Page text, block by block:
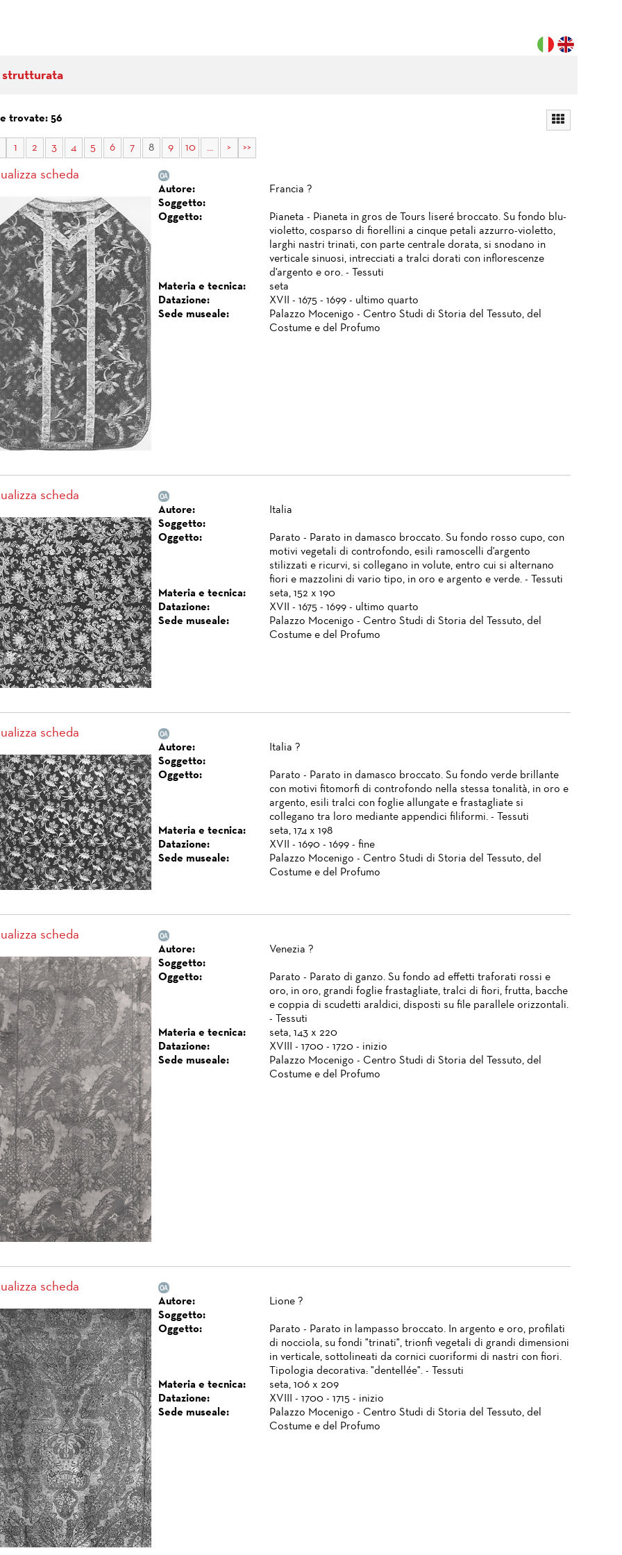
strutturata
trovate: 56
1 2 3 4 5 6 7 8 9 10 ... > >>
scheda
Autore:
Francia ?
Soggetto:
Oggetto:
Pianeta - Pianeta in gros de Tours liseré broccato. Su fondo blu-
violetto, cosparso di fiorellini a cinque petali azzurro-violetto,
larghi nastri trinati, con parte centrale dorata, si snodano in
verticale sinuosi, intrecciati a tralci dorati con inflorescenze
d'argento e oro. - Tessuti
Materia e tecnica:
seta
Datazione:
XVII - 1675 - 1699 - ultimo quarto
Sede museale:
Palazzo Mocenigo - Centro Studi di Storia del Tessuto, del
Costume e del Profumo
scheda
Autore:
Italia
Soggetto:
Oggetto:
Parato - Parato in damasco broccato. Su fondo rosso cupo, con
motivi vegetali di controfondo, esili ramoscelli d'argento
stilizzati e ricurvi, si collegano in volute, entro cui si alternano
fiori e mazzolini di vario tipo, in oro e argento e verde. - Tessuti
Materia e tecnica:
seta, 152 x 190
Datazione:
XVII - 1675 - 1699 - ultimo quarto
Sede museale:
Palazzo Mocenigo - Centro Studi di Storia del Tessuto, del
Costume e del Profumo
scheda
Autore:
Italia ?
Soggetto:
Oggetto:
Parato - Parato in damasco broccato. Su fondo verde brillante
con motivi fitomorfi di controfondo nella stessa tonalità, in oro e
argento, esili tralci con foglie allungate e frastagliate si
collegano tra loro mediante appendici filiformi. - Tessuti
Materia e tecnica:
seta, 174 x 198
Datazione:
XVII - 1690 - 1699 - fine
Sede museale:
Palazzo Mocenigo - Centro Studi di Storia del Tessuto, del
Costume e del Profumo
scheda
Autore:
Venezia ?
Soggetto:
Oggetto:
Parato - Parato di ganzo. Su fondo ad effetti traforati rossi e
oro, in oro, grandi foglie frastagliate, tralci di fiori, frutta, bacche
e coppia di scudetti araldici, disposti su file parallele orizzontali.
- Tessuti
Materia e tecnica:
seta, 143 x 220
Datazione:
XVIII - 1700 - 1720 - inizio
Sede museale:
Palazzo Mocenigo - Centro Studi di Storia del Tessuto, del
Costume e del Profumo
scheda
Autore:
Lione ?
Soggetto:
Oggetto:
Parato - Parato in lampasso broccato. In argento e oro, profilati
di nocciola, su fondi "trinati", trionfi vegetali di grandi dimensioni
in verticale, sottolineati da cornici cuoriformi di nastri con fiori.
Tipologia decorativa: "dentellée". - Tessuti
Materia e tecnica:
seta, 106 x 209
Datazione:
XVIII - 1700 - 1715 - inizio
Sede museale:
Palazzo Mocenigo - Centro Studi di Storia del Tessuto, del
Costume e del Profumo